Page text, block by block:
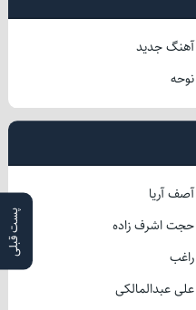
پست قبلی
آهنگ جدید
نوحه
آصف آریا
حجت اشرف زاده
راغب
علی عبدالمالکی